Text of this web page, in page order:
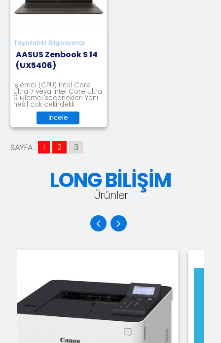
Taşınılabilir Bilgisayarlar
AASUS Zenbook S 14
(UX5406)
İşlemci (CPU) Intel Core
Ultra 7 veya Intel Core Ultra
9 işlemci seçenekleri Yeni
nesil çok çekirdekli
İncele
SAYFA : 1 2 3
LONG BİLİŞİM
Ürünler